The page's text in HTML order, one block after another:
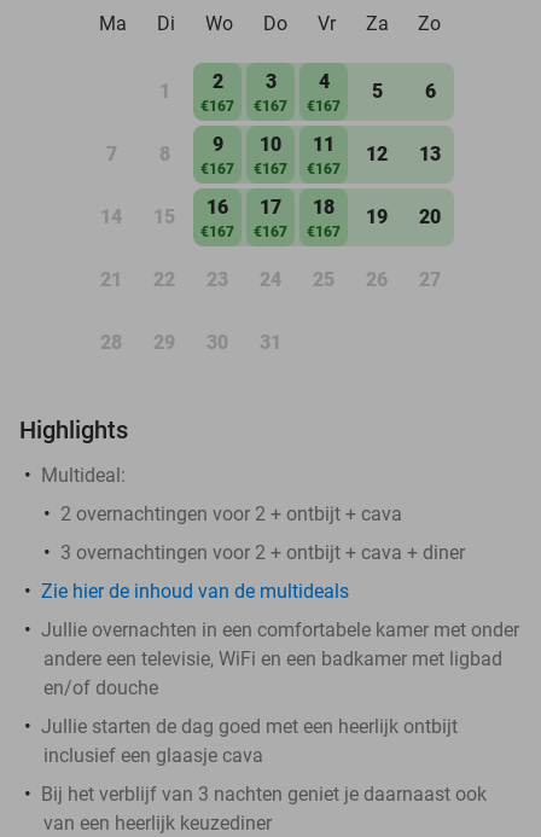
Ma
Di Wo Do Vr Za Zo
1 2
€167
3
€167
4
€167
5 6
7 8 9
€167
10
€167
11
€167
12 13
14 15 16
€167
17
€167
18
€167
19 20
21 22 23 24 25 26 27
28 29 30 31
Highlights
Multideal:
2 overnachtingen voor 2 + ontbijt + cava
3 overnachtingen voor 2 + ontbijt + cava + diner
Zie hier de inhoud van de multideals
Jullie overnachten in een comfortabele kamer met onder
andere een televisie, WiFi en een badkamer met ligbad
en/of douche
Jullie starten de dag goed met een heerlijk ontbijt
inclusief een glaasje cava
Bij het verblijf van 3 nachten geniet je daarnaast ook
van een heerlijk keuzediner